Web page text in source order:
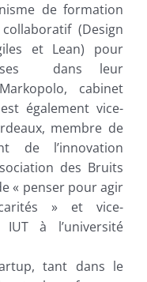
de formation
(Design
et Lean) pour
dans leur
cabinet
également vice-
membre de
de l’innovation
des Bruits
« penser pour agir
» et vice-
à l’université
tant dans le